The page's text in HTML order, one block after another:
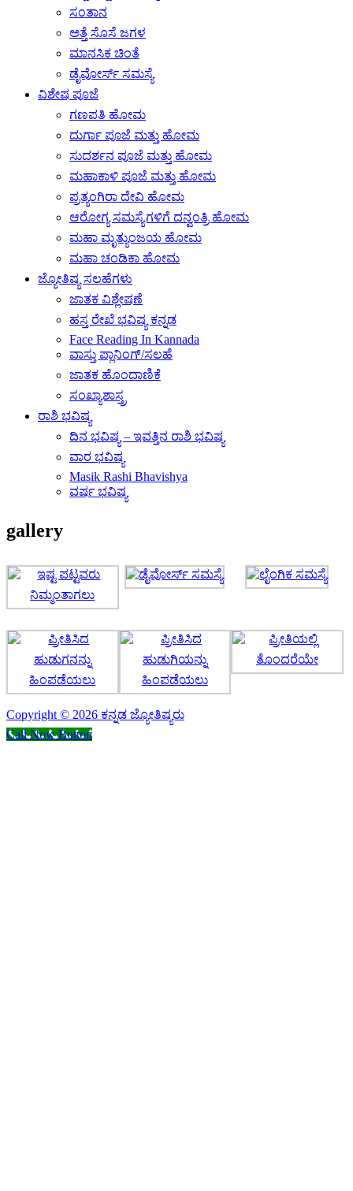
ಸಂತಾನ
ಅತ್ತೆ ಸೊಸೆ ಜಗಳ
ಮಾನಸಿಕ ಚಿಂತೆ
ಡೈವೋರ್ಸ್ ಸಮಸ್ಯೆ
ವಿಶೇಷ ಪೂಜೆ
ಗಣಪತಿ ಹೋಮ
ದುರ್ಗಾ ಪೂಜೆ ಮತ್ತು ಹೋಮ
ಸುದರ್ಶನ ಪೂಜೆ ಮತ್ತು ಹೋಮ
ಮಹಾಕಾಳಿ ಪೂಜೆ ಮತ್ತು ಹೋಮ
ಪ್ರತ್ಯಂಗಿರಾ ದೇವಿ ಹೋಮ
ಆರೋಗ್ಯ ಸಮಸ್ಯೆಗಳಿಗೆ ದನ್ವಂತ್ರಿ ಹೋಮ
ಮಹಾ ಮೃತ್ಯುಂಜಯ ಹೋಮ
ಮಹಾ ಚಂಡಿಕಾ ಹೋಮ
ಜ್ಯೋತಿಷ್ಯ ಸಲಹೆಗಳು
ಜಾತಕ ವಿಶ್ಲೇಷಣೆ
ಹಸ್ತ ರೇಖೆ ಭವಿಷ್ಯ ಕನ್ನಡ
Face Reading In Kannada
ವಾಸ್ತು ಪ್ಲಾನಿಂಗ್/ಸಲಹೆ
ಜಾತಕ ಹೊಂದಾಣಿಕೆ
ಸಂಖ್ಯಾಶಾಸ್ತ್ರ
ರಾಶಿ ಭವಿಷ್ಯ
ದಿನ ಭವಿಷ್ಯ – ಇವತ್ತಿನ ರಾಶಿ ಭವಿಷ್ಯ
ವಾರ ಭವಿಷ್ಯ
Masik Rashi Bhavishya
ವರ್ಷ ಭವಿಷ್ಯ
gallery
Copyright © 2026 ಕನ್ನಡ ಜ್ಯೋತಿಷ್ಯರು
Call Now Button